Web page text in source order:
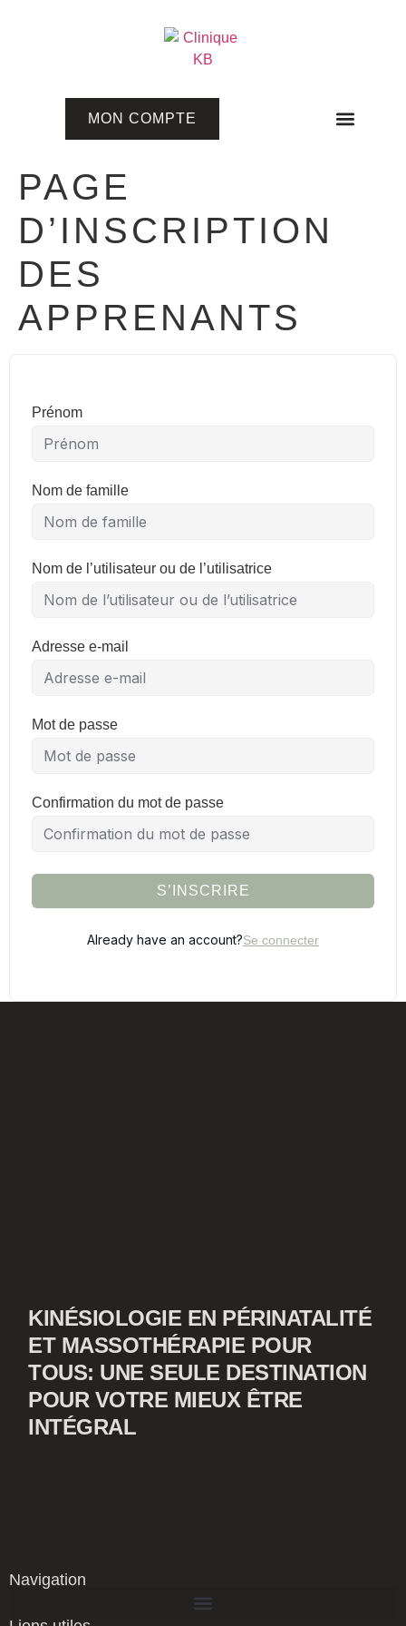
MON COMPTE
PAGE
D’INSCRIPTION
DES
APPRENANTS
Prénom
Nom de famille
Nom de l’utilisateur ou de l’utilisatrice
Adresse e-mail
Mot de passe
Confirmation du mot de passe
S’INSCRIRE
Already have an account?Se connecter
KINÉSIOLOGIE EN PÉRINATALITÉ
ET MASSOTHÉRAPIE POUR
TOUS: UNE SEULE DESTINATION
POUR VOTRE MIEUX ÊTRE
INTÉGRAL
Navigation